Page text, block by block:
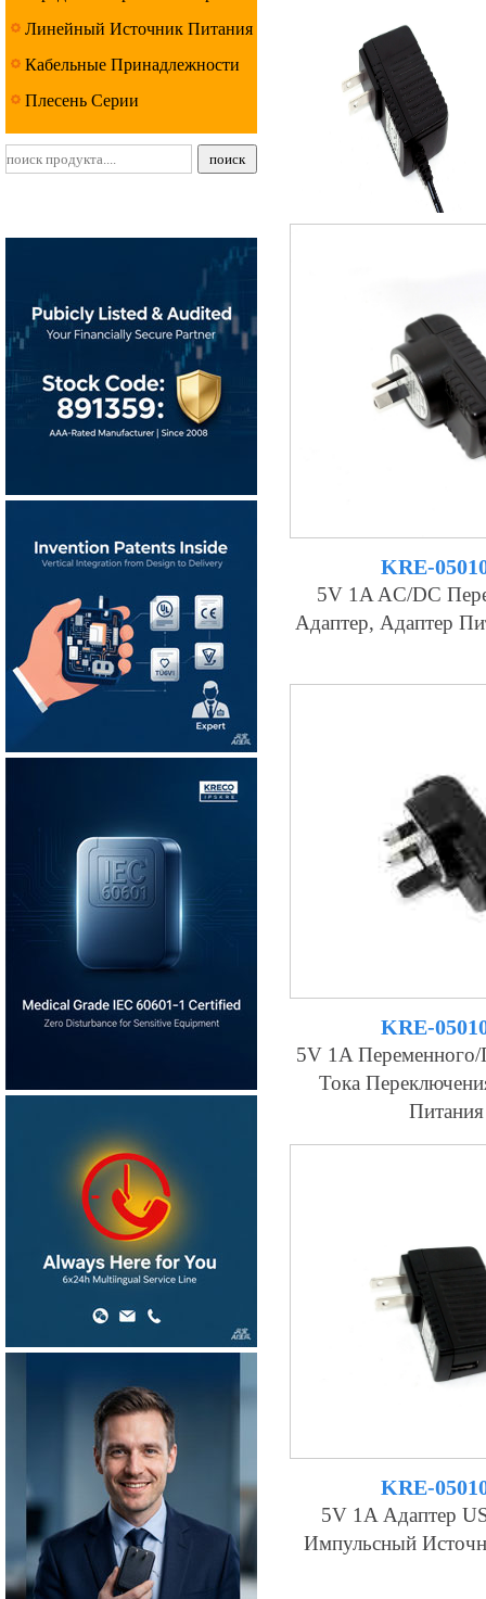
Линейный Источник Питания
Серии
Кабельные Принадлежности
Серии
Плесень Серии
KRE-
5V 1A AC/DC
Адаптер, Адаптер
KRE-
5V 1A Переменного/
Тока
Питания
KRE-
5V 1A Адаптер
Импульсный